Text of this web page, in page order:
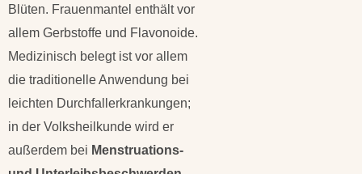
Blüten. Frauenmantel enthält vor
allem Gerbstoffe und Flavonoide.
Medizinisch belegt ist vor allem
die traditionelle Anwendung bei
leichten Durchfallerkrankungen;
in der Volksheilkunde wird er
außerdem bei Menstruations-